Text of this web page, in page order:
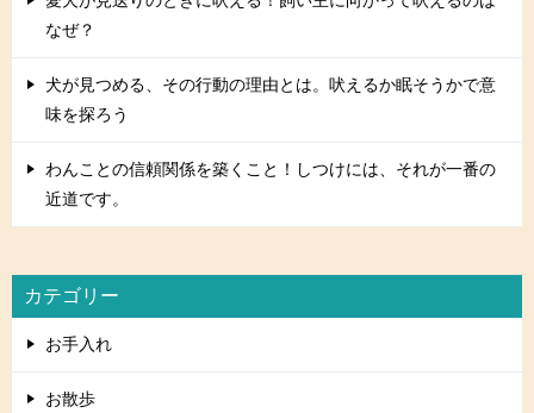
なぜ？
犬が見つめる、その行動の理由とは。吠えるか眠そうかで意
味を探ろう
わんことの信頼関係を築くこと！しつけには、それが一番の
近道です。
カテゴリー
お手入れ
お散歩